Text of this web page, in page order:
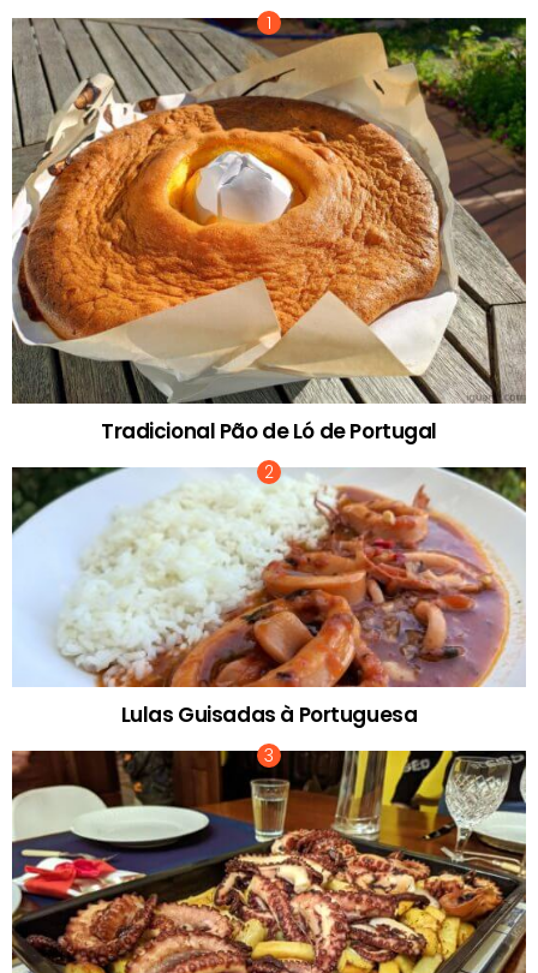
Tradicional Pão de Ló de Portugal
Lulas Guisadas à Portuguesa